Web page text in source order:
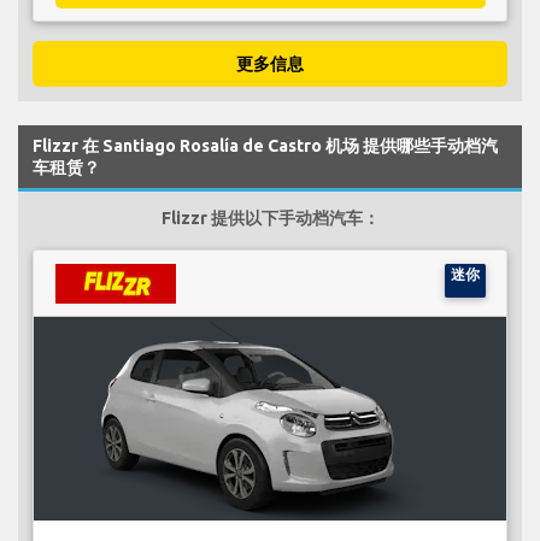
更多信息
Flizzr 在 Santiago Rosalía de Castro 机场 提供哪些手动档汽
车租赁？
Flizzr 提供以下手动档汽车：
迷你